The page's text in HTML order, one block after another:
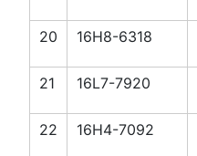
20 16H8-6318
21 16L7-7920
22 16H4-7092